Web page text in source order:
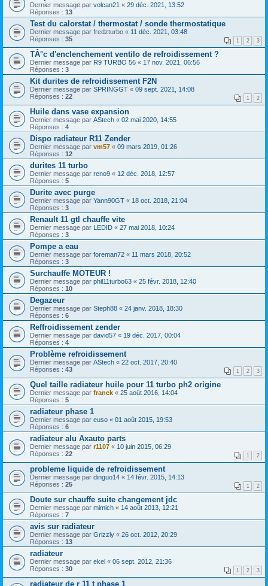
Dernier message par volcan21 « 29 déc. 2021, 13:52
Réponses : 13
Test du calorstat / thermostat / sonde thermostatique
Dernier message par fredzturbo « 11 déc. 2021, 03:48
Réponses : 35 1 2 3
TÂ°c d'enclenchement ventilo de refroidissement ?
Dernier message par R9 TURBO 56 « 17 nov. 2021, 06:56
Réponses : 3
Kit durites de refroidissement F2N
Dernier message par SPRINGGT « 09 sept. 2021, 14:08
Réponses : 22 1 2
Huile dans vase expansion
Dernier message par AStech « 02 mai 2020, 14:55
Réponses : 4
Dispo radiateur R11 Zender
Dernier message par vm57 « 09 mars 2019, 01:26
Réponses : 12
durites 11 turbo
Dernier message par reno9 « 12 déc. 2018, 12:57
Réponses : 5
Durite avec purge
Dernier message par Yann90GT « 18 oct. 2018, 21:04
Réponses : 3
Renault 11 gtl chauffe vite
Dernier message par LEDID « 27 mai 2018, 10:24
Réponses : 3
Pompe a eau
Dernier message par foreman72 « 11 mars 2018, 20:52
Réponses : 3
Surchauffe MOTEUR !
Dernier message par phil11turbo63 « 25 févr. 2018, 12:40
Réponses : 10
Degazeur
Dernier message par Steph88 « 24 janv. 2018, 18:30
Réponses : 6
Reffroidissement zender
Dernier message par david57 « 19 déc. 2017, 00:04
Réponses : 4
Problème refroidissement
Dernier message par AStech « 22 oct. 2017, 20:40
Réponses : 43 1 2 3
Quel taille radiateur huile pour 11 turbo ph2 origine
Dernier message par franck « 25 août 2016, 14:04
Réponses : 5
radiateur phase 1
Dernier message par euso « 01 août 2015, 19:53
Réponses : 6
radiateur alu Axauto parts
Dernier message par r1107 « 10 juin 2015, 06:29
Réponses : 22 1 2
probleme liquide de refroidissement
Dernier message par dinguo14 « 14 févr. 2015, 14:13
Réponses : 25 1 2
Doute sur chauffe suite changement jdc
Dernier message par mimich « 14 août 2013, 12:21
Réponses : 7
avis sur radiateur
Dernier message par Grizzly « 26 oct. 2012, 20:29
Réponses : 13
radiateur
Dernier message par ekel « 06 sept. 2012, 21:36
Réponses : 30 1 2 3
radiateur de r 11 t phase 1